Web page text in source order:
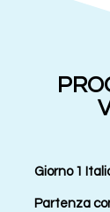
Giorno 1
Partenza